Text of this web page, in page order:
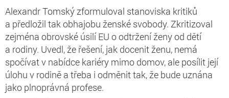
Alexandr Tomský zformuloval stanoviska kritiků
a předložil tak obhajobu ženské svobody. Zkritizoval
zejména obrovské úsilí EU o odtržení ženy od dětí
a rodiny. Uvedl, že řešení, jak docenit ženu, nemá
spočívat v nabídce kariéry mimo domov, ale posílit její
úlohu v rodině a třeba i odměnit tak, že bude uznána
jako plnoprávná profese.